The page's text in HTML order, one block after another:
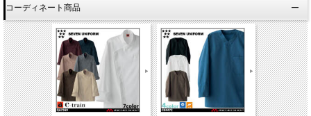
コーディネート商品